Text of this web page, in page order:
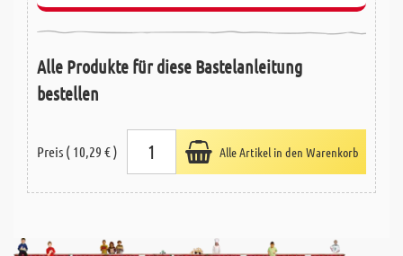
Alle Produkte für diese Bastelanleitung
bestellen
Preis ( 10,29 € ) Alle Artikel in den Warenkorb